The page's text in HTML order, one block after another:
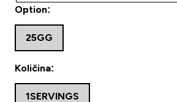
Količina:
1SERVINGS
Option:
25GG